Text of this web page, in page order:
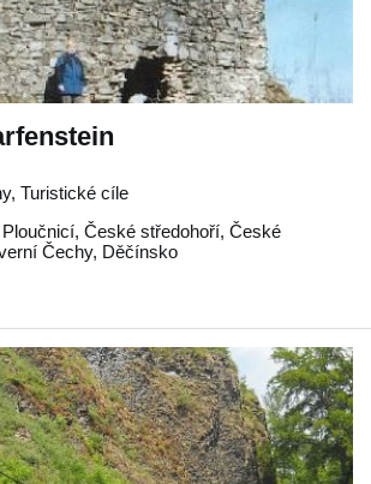
Turistické cíle
, České středohoří, České
Čechy, Děčínsko